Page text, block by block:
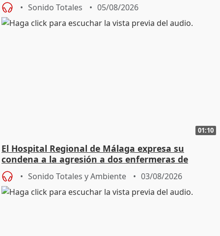
Sonido Totales 05/08/2026
01:10
El Hospital Regional de Málaga expresa su
condena a la agresión a dos enfermeras de
Urgencias
Sonido Totales y Ambiente 03/08/2026